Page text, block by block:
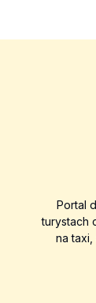
Portal
turystach
na